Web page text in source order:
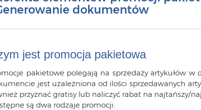
dokumentów
jest promocja pakietowa
pakietowe polegają na sprzedaży artykułów w
jest uzależniona od ilości sprzedawanych
przyznać gratisy lub naliczyć rabat na najtańszy/
są dwa rodzaje promocji: